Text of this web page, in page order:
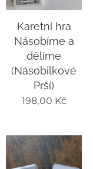
Karetní hra
Násobíme a
dělíme
(Násobilkové
Prší)
198,00 Kč